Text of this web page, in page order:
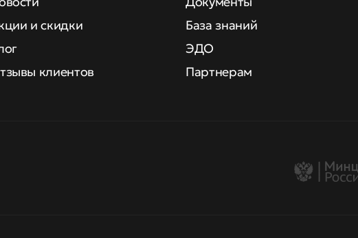
и скидки
клиентов
База знаний
ЭДО
Партнерам